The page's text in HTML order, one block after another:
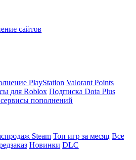
сайтов
PlayStation Valorant Points
для Roblox Подписка Dota Plus
пополнений
Steam Топ игр за месяц Все
Новинки DLC